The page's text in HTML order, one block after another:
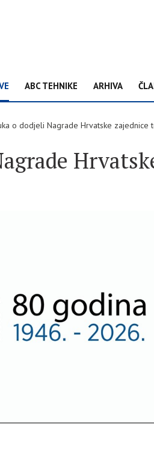
ABC TEHNIKE ARHIVA
o dodjeli Nagrade Hrvatske zajednice